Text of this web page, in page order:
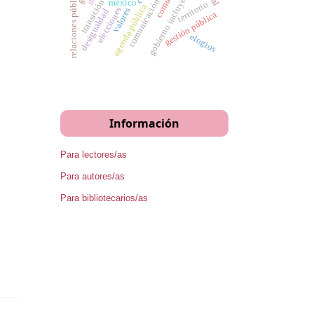
méxico
relaciones públicas gobierno incluyente
gestión pública
eleccionesagenda pública
desigualdad territorio
valores
elogios
Información
Para lectores/as
Para autores/as
Para bibliotecarios/as